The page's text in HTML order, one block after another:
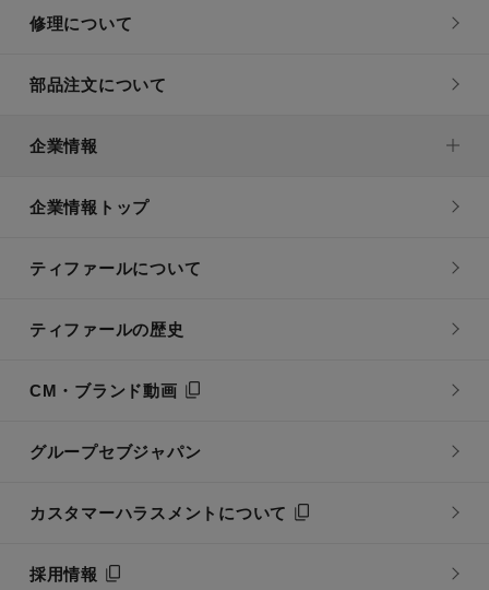
修理について
部品注文について
企業情報
企業情報トップ
ティファールについて
ティファールの歴史
CM・ブランド動画
グループセブジャパン
カスタマーハラスメントについて
採用情報